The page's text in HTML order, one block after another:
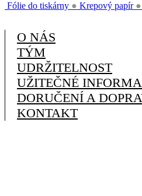
Fólie do tiskárny ● Krepový papír ●
O NÁS
TÝM
UDRŽITELNOST
UŽITEČNÉ
DORUČENÍ A
KONTAKT